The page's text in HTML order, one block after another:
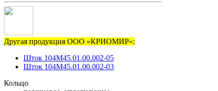
Другая продукция ООО «КРИОМИР»:
Шток 104М45.01.00.002-05
Шток 104М45.01.00.002-03
Кольцо